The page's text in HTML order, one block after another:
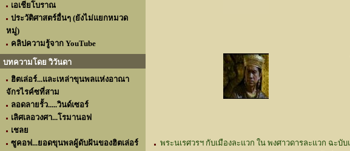
เอเชียโบราณ
ประวัติศาสตร์อื่นๆ (ยังไม่แยกหมวด
หมู่)
คลิปความรู้จาก YouTube
บทความโดย วิวันดา
ฮิตเล่อร์...และเหล่าขุนพลแห่งอาณา
จักรไรค์ซที่สาม
ลอดลายรั้ว.....วินด์เซอร์
เลิศเลอวงศา...โรมานอฟ
เชลย
ซูคอฟ...ยอดขุนพลผู้ดับฝันของฮิตเล่อร์
พระนเรศวรฯ กับเมืองละแวก ใน พงศาวดารละแวก ฉะบั